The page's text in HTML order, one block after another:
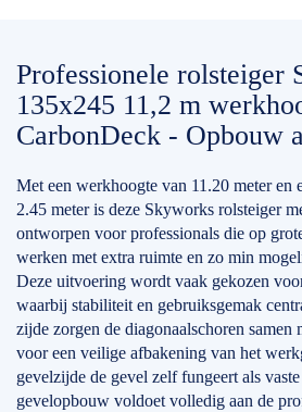
Professionele rolsteiger
135x245 11,2 m
CarbonDeck - Opbouw
Met een werkhoogte van 11.20 meter en
2.45 meter is deze Skyworks rolsteiger
ontworpen voor professionals die op
werken met extra ruimte en zo min
Deze uitvoering wordt vaak gekozen
waarbij stabiliteit en gebruiksgemak
zijde zorgen de diagonaalschoren
voor een veilige afbakening van het
gevelzijde de gevel zelf fungeert als
gevelopbouw voldoet volledig aan de